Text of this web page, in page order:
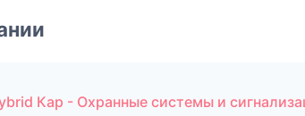
Кар - Охранные системы и